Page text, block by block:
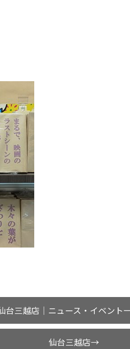
台三越店｜ニュース・イベント
仙台三越店→